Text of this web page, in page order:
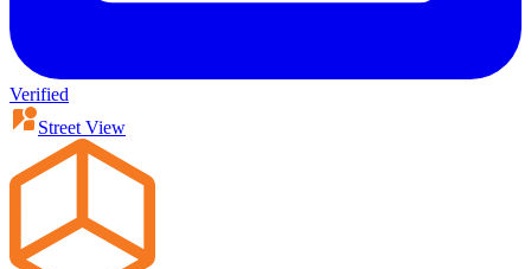
Verified
Street View